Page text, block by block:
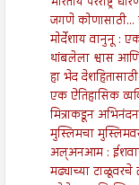
जगणे कोणासाठी...
मोर्देशाय वानुनू :
थांबलेला श्वास
हा भेद
एक ऐतिहासिक
मित्राकडून
मुस्लिमचा
अल्अनआम :
मढ्याच्या टाळूवरचे